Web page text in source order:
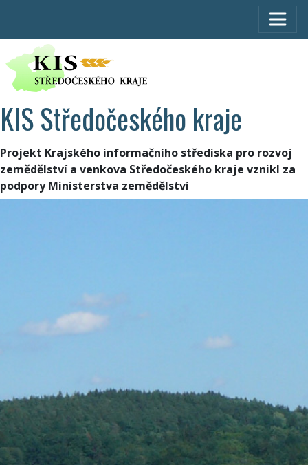
KIS Středočeského kraje
Projekt Krajského informačního střediska pro rozvoj
zemědělství a venkova Středočeského kraje vznikl za
podpory Ministerstva zemědělství